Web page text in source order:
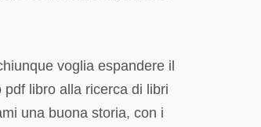
voglia espandere il
libro alla ricerca di libri
una buona storia, con i